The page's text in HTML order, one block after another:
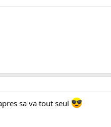
sa va tout seul